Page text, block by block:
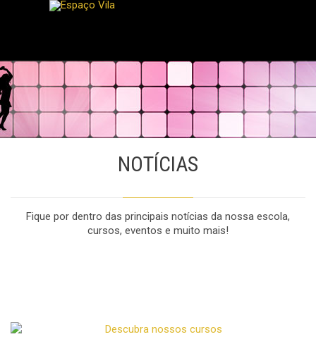
NOTÍCIAS
Fique por dentro das principais notícias da nossa escola,
cursos, eventos e muito mais!